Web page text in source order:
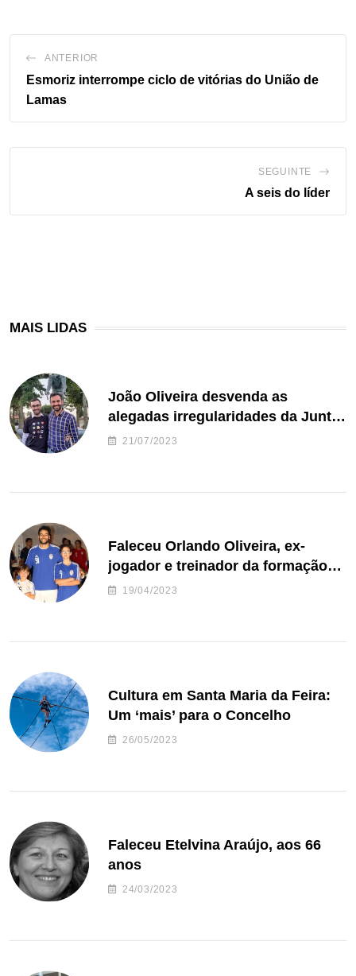
ANTERIOR
Esmoriz interrompe ciclo de vitórias do União de
Lamas
SEGUINTE
A seis do líder
MAIS LIDAS
João Oliveira desvenda as
alegadas irregularidades da Junta
de Freguesia S. João de Ver
21/07/2023
Faleceu Orlando Oliveira, ex-
jogador e treinador da formação
de andebol do Feirense
19/04/2023
Cultura em Santa Maria da Feira:
Um ‘mais’ para o Concelho
26/05/2023
Faleceu Etelvina Araújo, aos 66
anos
24/03/2023